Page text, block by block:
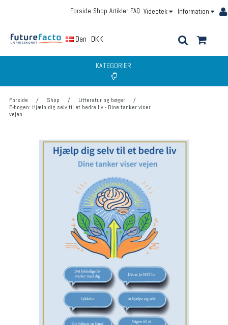
Information
Videotek
FAQ
Artikler
Shop
Forside
DanskDKK
KATEGORIER
Forside / Shop / Litteratur og bøger
/
E-bogen: Hjælp dig selv til et bedre liv - Dine tanker viser
vejen